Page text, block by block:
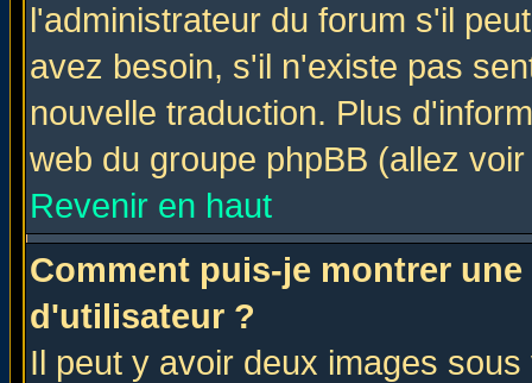
l'administrateur du forum s'il
avez besoin, s'il n'existe pas
nouvelle traduction. Plus
web du groupe phpBB (allez
Revenir en haut
Comment puis-je montrer
d'utilisateur ?
Il peut y avoir deux images